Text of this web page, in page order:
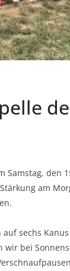
Samstag, den
am
sechs
bei